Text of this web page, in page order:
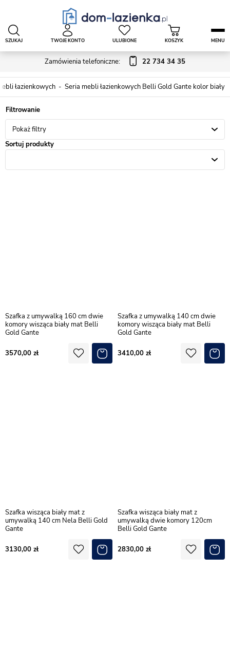
Zamówienia telefoniczne: 22 734 34 35
SZUKAJ TWOJE KONTO ULUBIONE KOSZYK MENU
łazienkowych Seria mebli łazienkowych Belli Gold Gante kolor biały
Pokaż filtry
Sortuj produkty
Szafka z umywalką 160 cm dwie
komory wisząca biały mat Belli
Gold Gante
3570,00
Szafka z umywalką 140 cm dwie
komory wisząca biały mat Belli
Gold Gante
3410,00
Szafka wisząca biały mat z
umywalką 140 cm Nela Belli Gold
Gante
3130,00
Szafka wisząca biały mat z
umywalką dwie komory 120cm
Belli Gold Gante
2830,00